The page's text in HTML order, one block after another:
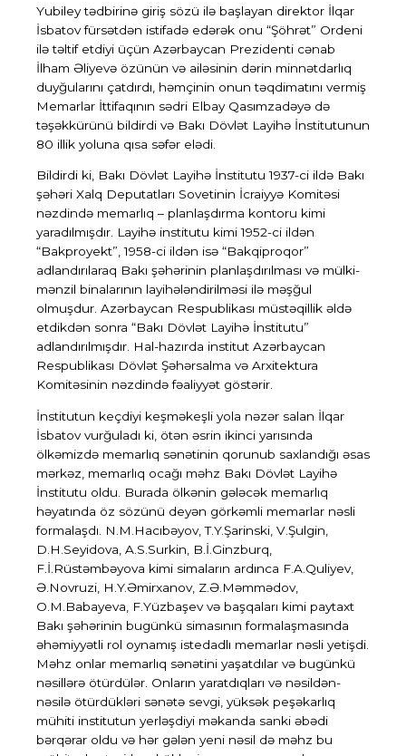
Yubiley tədbirinə giriş sözü ilə başlayan direktor İlqar
İsbatovfürsətdən istifadə edərək onu “Şöhrət” Ordeni
ilə təltif etdiyi üçün Azərbaycan Prezidenti cənab
İlham Əliyevə özünün və ailəsinin dərin minnətdarlıq
duyğularını çatdırdı, həmçinin onun təqdimatını vermiş
Memarlar İttifaqının sədri Elbay Qasımzadəyə də
təşəkkürünü bildirdi və Bakı Dövlət Layihə İnstitutunun
80 illik yoluna qısa səfər elədi.
Bildirdi ki, Bakı Dövlət Layihə İnstitutu 1937-ci ildə Bakı
şəhəri Xalq Deputatları Sovetinin İcraiyyə Komitəsi
nəzdində memarlıq – planlaşdırma kontoru kimi
yaradılmışdır. Layihə institutu kimi 1952-ci ildən
“Bakproyekt”, 1958-ci ildən isə “Bakqiproqor”
adlandırılaraq Bakı şəhərinin planlaşdırılması və mülki-
mənzil binalarının layihələndirilməsi ilə məşğul
olmuşdur. Azərbaycan Respublikası müstəqillik əldə
etdikdən sonra “Bakı Dövlət Layihə İnstitutu”
adlandırılmışdır. Hal-hazırda institut Azərbaycan
Respublikası Dövlət Şəhərsalma və Arxitektura
Komitəsinin nəzdində fəaliyyət göstərir.
İnstitutun keçdiyi keşməkeşli yola nəzər salan İlqar
İsbatov vurğuladı ki, ötən əsrin ikinci yarısında
ölkəmizdə memarlıq sənətinin qorunub saxlandığı əsas
mərkəz, memarlıq ocağı məhz Bakı Dövlət Layihə
İnstitutu oldu. Burada ölkənin gələcək memarlıq
həyatında öz sözünü deyən görkəmli memarlar nəsli
formalaşdı. N.M.Hacıbəyov, T.Y.Şarinski, V.Şulgin,
D.H.Seyidova, A.S.Surkin, B.İ.Ginzburq,
F.İ.Rüstəmbəyova kimi simaların ardınca F.A.Quliyev,
Ə.Novruzi, H.Y.Əmirxanov, Z.Ə.Məmmədov,
O.M.Babayeva, F.Yüzbaşev və başqaları kimi paytaxt
Bakı şəhərinin bugünkü simasının formalaşmasında
əhəmiyyətli rol oynamış istedadlı memarlar nəsli yetişdi.
Məhz onlar memarlıq sənətini yaşatdılar və bugünkü
nəsillərə ötürdülər. Onların yaratdıqları və nəsildən-
nəsilə ötürdükləri sənətə sevgi, yüksək peşəkarlıq
mühiti institutun yerləşdiyi məkanda sanki əbədi
bərqərar oldu və hər gələn yeni nəsil də məhz bu